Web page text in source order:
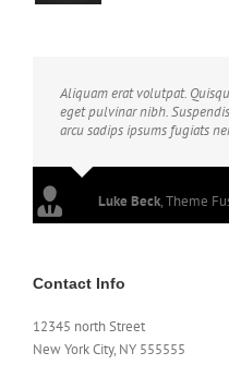
Aliquam erat volutpat.
eget pulvinar nibh.
arcu sadips ipsums fugiats
Luke Beck,Theme
Contact Info
12345 north Street
New York City, NY 555555